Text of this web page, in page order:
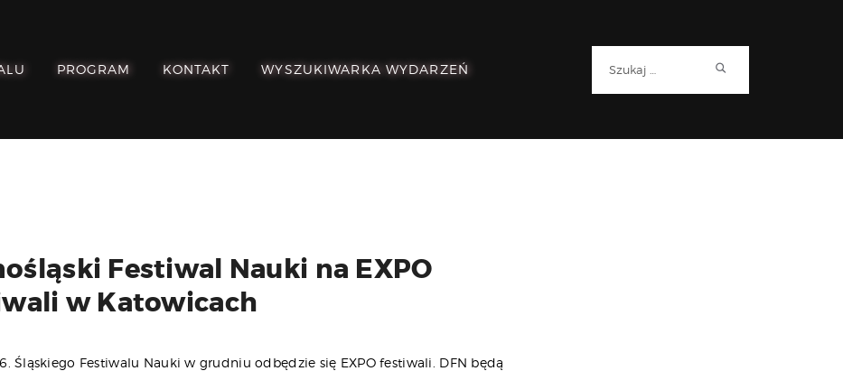
PROGRAM KONTAKT WYSZUKIWARKA WYDARZEŃ
PAMIĘTAJ!
PROGRAM
WYDARZEŃ
Festiwal Nauki na EXPO
w Katowicach
Śląskiego Festiwalu Nauki w grudniu odbędzie się EXPO festiwali. DFN będą